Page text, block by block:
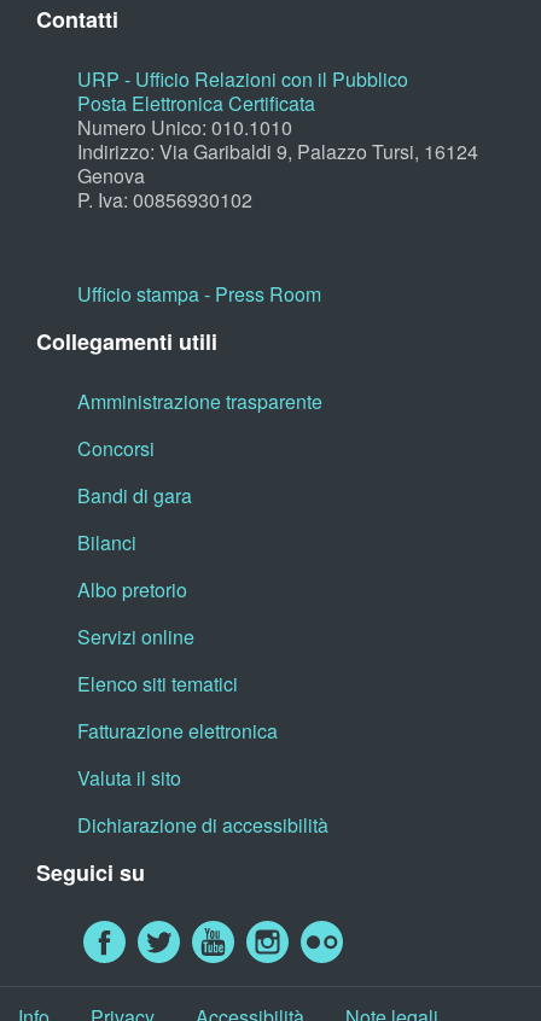
Contatti
URP - Ufficio Relazioni con il Pubblico
Posta Elettronica Certificata
Numero Unico: 010.1010
Indirizzo: Via Garibaldi 9, Palazzo Tursi, 16124
Genova
P. Iva: 00856930102
Ufficio stampa - Press Room
Collegamenti utili
Amministrazione trasparente
Concorsi
Bandi di gara
Bilanci
Albo pretorio
Servizi online
Elenco siti tematici
Fatturazione elettronica
Valuta il sito
Dichiarazione di accessibilità
Seguici su